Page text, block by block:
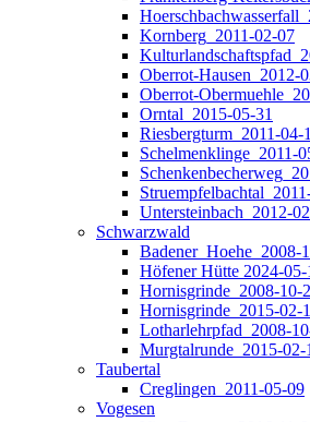
Kornberg_2011-02-07
Oberrot-Hausen_2012-
Oberrot-
Orntal_2015-05-31
Riesbergturm_2011-04-
Schelmenklinge_2011-
Untersteinbach_2012-
Schwarzwald
Badener_Hoehe_2008-
Höfener Hütte 2024-05-
Hornisgrinde_2008-10-
Hornisgrinde_2015-02-
Lotharlehrpfad_2008-
Murgtalrunde_2015-02-
Taubertal
Creglingen_2011-05-09
Vogesen